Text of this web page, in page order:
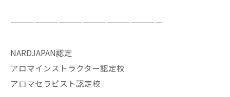
———————————————————
NARDJAPAN認定
アロマインストラクター認定校
アロマセラピスト認定校